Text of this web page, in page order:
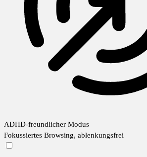
ADHD-freundlicher Modus
Fokussiertes Browsing, ablenkungsfrei